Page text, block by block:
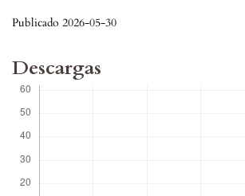
Publicado 2026-05-30
Descargas